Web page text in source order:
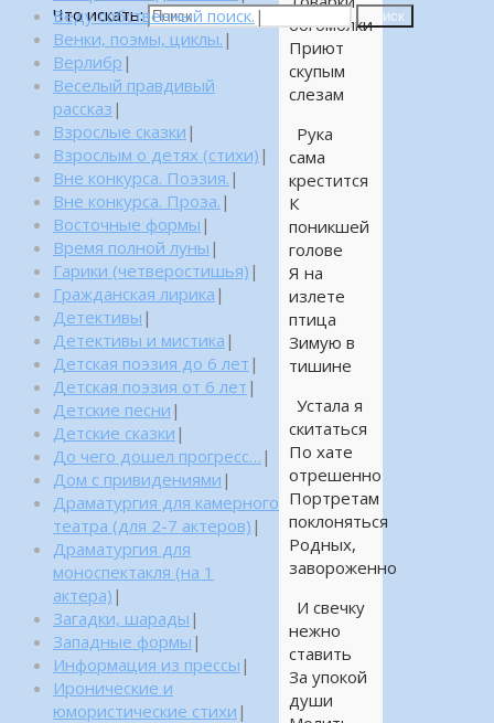
Что искать: Поиск
богомолки
Приют
скупым
слезам
Рука
сама
крестится
К
поникшей
голове
Я на
излете
птица
Зимую в
тишине
Устала я
скитаться
По хате
отрешенно
Портретам
поклоняться
Родных,
завороженно
И свечку
нежно
ставить
За упокой
души
Веду собственный поиск. |
Венки, поэмы, циклы. |
Верлибр |
Веселый правдивый
рассказ |
Взрослые сказки |
Взрослым о детях (стихи) |
Вне конкурса. Поэзия. |
Вне конкурса. Проза. |
Восточные формы |
Время полной луны |
Гарики (четверостишья) |
Гражданская лирика |
Детективы |
Детективы и мистика |
Детская поэзия до 6 лет |
Детская поэзия от 6 лет |
Детские песни |
Детские сказки |
До чего дошел прогресс… |
Дом с привидениями |
Драматургия для камерного
театра (для 2-7 актеров) |
Драматургия для
моноспектакля (на 1
актера) |
Загадки, шарады |
Западные формы |
Информация из прессы |
Иронические и
юмористические стихи |